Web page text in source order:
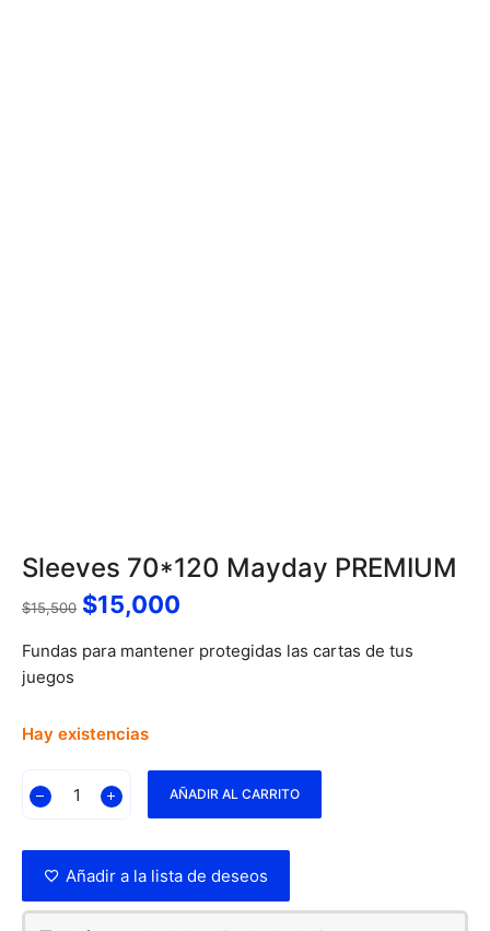
Sleeves 70*120 Mayday PREMIUM
$15,500 $15,000
Fundas para mantener protegidas las cartas de tus
juegos
Hay existencias
AÑADIR AL CARRITO
Añadir a la lista de deseos